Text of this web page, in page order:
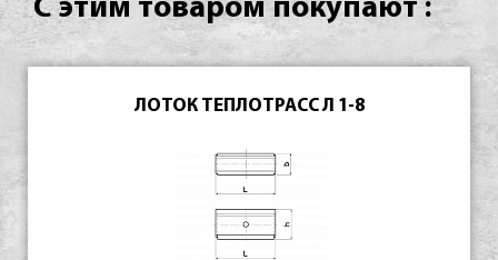
С этим товаром покупают :
ЛОТОК ТЕПЛОТРАСС Л 1-8